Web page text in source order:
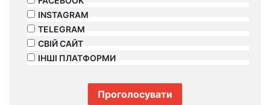
INSTAGRAM
TELEGRAM
СВІЙ САЙТ
ІНШІ ПЛАТФОРМИ